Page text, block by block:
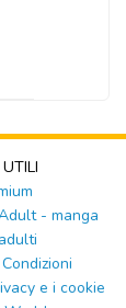
- manga
e i cookie